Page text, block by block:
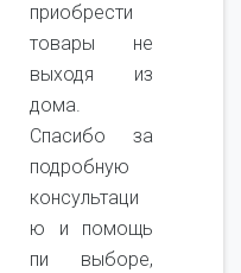
приобрести
товары не
выходя из
дома.
Спасибо за
подробную
консультаци
ю и помощь
пи выборе,